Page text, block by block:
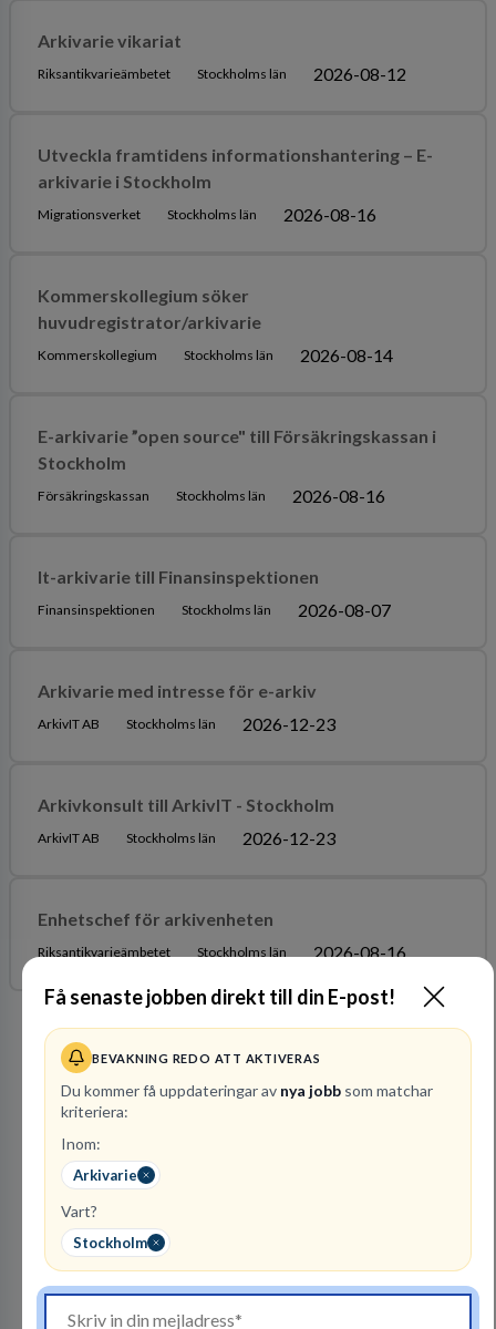
Få senaste jobben direkt till din E-post!
BEVAKNING REDO ATT AKTIVERAS
Du kommer få uppdateringar av nya jobb som matchar
kriteriera:
Inom:
Arkivarie
Vart?
Stockholm
Arkivarie vikariat
Riksantikvarieämbetet Stockholms län 2026-08-12
Utveckla framtidens informationshantering – E-
arkivarie i Stockholm
Migrationsverket Stockholms län 2026-08-16
Kommerskollegium söker
huvudregistrator/arkivarie
Kommerskollegium Stockholms län 2026-08-14
E-arkivarie ”open source" till Försäkringskassan i
Stockholm
Försäkringskassan Stockholms län 2026-08-16
It-arkivarie till Finansinspektionen
Finansinspektionen Stockholms län 2026-08-07
Arkivarie med intresse för e-arkiv
ArkivIT AB Stockholms län 2026-12-23
Arkivkonsult till ArkivIT - Stockholm
ArkivIT AB Stockholms län 2026-12-23
Enhetschef för arkivenheten
Riksantikvarieämbetet Stockholms län 2026-08-16
ENERGI